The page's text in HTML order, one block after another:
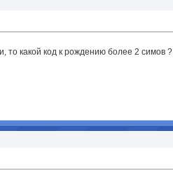
то какой код к рождению более 2 симов ?